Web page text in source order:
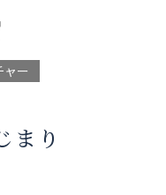
ー
まり